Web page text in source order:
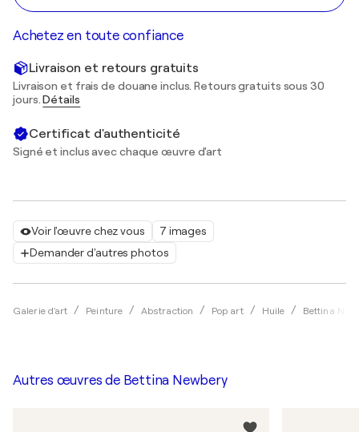
Voir l'œuvre chez vous
7 images
Demander d'autres photos
Galerie d'art Peinture Abstraction Pop art Huile Bettina
Achetez en toute confiance
Livraison et retours gratuits
Livraison et frais de douane inclus. Retours gratuits sous 30
jours.Détails
Certificat d'authenticité
Signé et inclus avec chaque œuvre d'art
Autres œuvres de Bettina Newbery